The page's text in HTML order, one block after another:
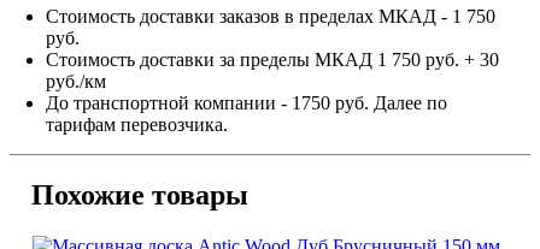
Стоимость доставки заказов в пределах МКАД - 1 750
руб.
Стоимость доставки за пределы МКАД 1 750 руб. + 30
руб./км
До транспортной компании - 1750 руб. Далее по
тарифам перевозчика.
Похожие товары